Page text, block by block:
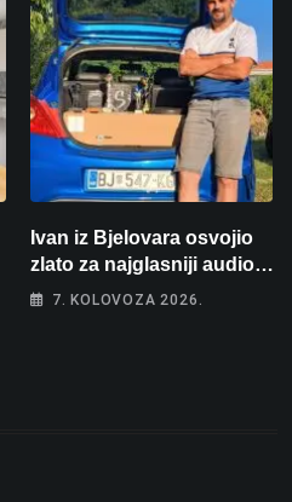
Ivan iz Bjelovara osvojio
zlato za najglasniji audio
sustav i srušio osobni
7. KOLOVOZA 2026.